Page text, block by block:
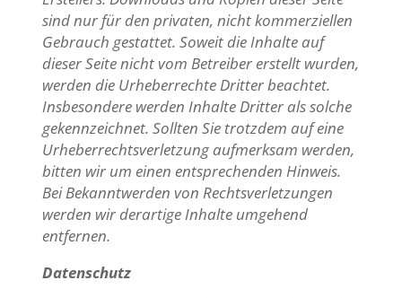
sind nur für den privaten, nicht kommerziellen
Gebrauch gestattet. Soweit die Inhalte auf
dieser Seite nicht vom Betreiber erstellt wurden,
werden die Urheberrechte Dritter beachtet.
Insbesondere werden Inhalte Dritter als solche
gekennzeichnet. Sollten Sie trotzdem auf eine
Urheberrechtsverletzung aufmerksam werden,
bitten wir um einen entsprechenden Hinweis.
Bei Bekanntwerden von Rechtsverletzungen
werden wir derartige Inhalte umgehend
entfernen.
Datenschutz